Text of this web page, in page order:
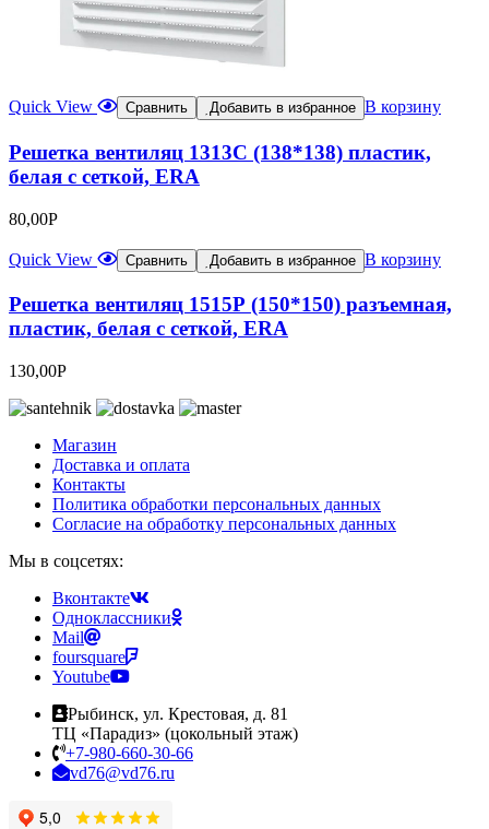
Quick View Сравнить Добавить в избранное В корзину
Решетка вентиляц 1313C (138*138) пластик,
белая с сеткой, ERA
80,00Р
Quick View Сравнить Добавить в избранное В корзину
Решетка вентиляц 1515Р (150*150) разъемная,
пластик, белая с сеткой, ERA
130,00Р
Магазин
Доставка и оплата
Контакты
Политика обработки персональных данных
Согласие на обработку персональных данных
Мы в соцсетях:
Вконтакте
Одноклассники
Mail
foursquare
Youtube
Рыбинск, ул. Крестовая, д. 81
ТЦ «Парадиз» (цокольный этаж)
+7-980-660-30-66
vd76@vd76.ru